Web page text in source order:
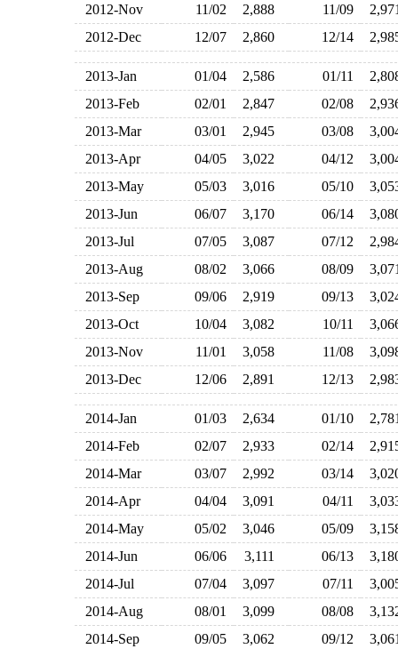
2012-Nov
11/02 2,888 11/09
2012-Dec
12/07 2,860 12/14
2013-Jan 01/04 2,586 01/11
2013-Feb
02/01 2,847 02/08
2013-Mar
03/01 2,945 03/08
2013-Apr
04/05 3,022 04/12
2013-May
05/03 3,016 05/10
2013-Jun
06/07 3,170 06/14
2013-Jul
07/05 3,087 07/12
2013-Aug
08/02 3,066 08/09
2013-Sep
09/06 2,919 09/13
2013-Oct
10/04 3,082 10/11
2013-Nov
11/01 3,058 11/08
2013-Dec
12/06 2,891 12/13
2014-Jan 01/03 2,634 01/10
2014-Feb
02/07 2,933 02/14
2014-Mar
03/07 2,992 03/14
2014-Apr
04/04 3,091 04/11
2014-May
05/02 3,046 05/09
2014-Jun
06/06 3,111 06/13
2014-Jul
07/04 3,097 07/11
2014-Aug
08/01 3,099 08/08
2014-Sep
09/05 3,062 09/12